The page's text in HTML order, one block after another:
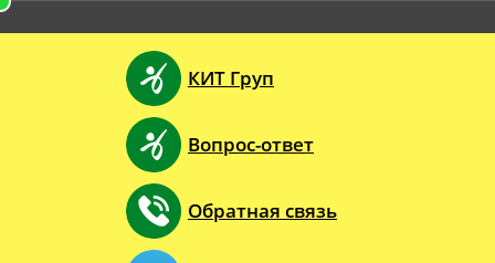
КИТ Груп
Вопрос-ответ
Обратная связь